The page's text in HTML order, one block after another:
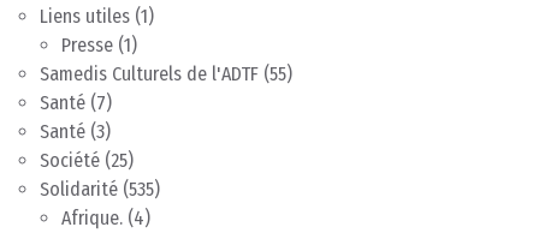
Liens utiles (1)
Presse (1)
Samedis Culturels de l'ADTF (55)
Santé (7)
Santé (3)
Société (25)
Solidarité (535)
Afrique. (4)